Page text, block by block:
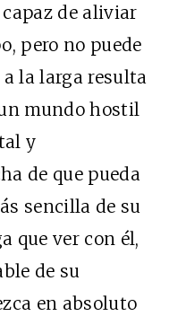
de aliviar
pero no puede
la larga resulta
mundo hostil
y
de que pueda
sencilla de su
que ver con él,
de su
en absoluto